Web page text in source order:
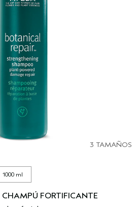
3 TAMAÑOS
1000 ml
FORTIFICANTE